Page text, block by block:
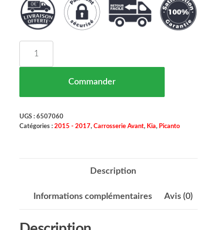
Commander
UGS : 6507060
Catégories : 2015 - 2017, Carrosserie Avant, Kia, Picanto
Description
Informations complémentaires Avis (0)